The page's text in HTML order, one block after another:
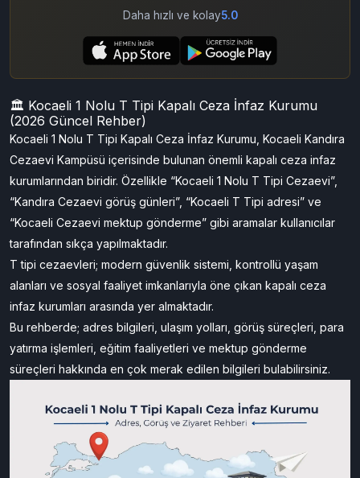
Daha hızlı ve kolay5.0
🏛️ Kocaeli 1 Nolu T Tipi Kapalı Ceza İnfaz Kurumu
(2026 Güncel Rehber)
Kocaeli 1 Nolu T Tipi Kapalı Ceza İnfaz Kurumu, Kocaeli Kandıra
Cezaevi Kampüsü içerisinde bulunan önemli kapalı ceza infaz
kurumlarından biridir. Özellikle “Kocaeli 1 Nolu T Tipi Cezaevi”,
“Kandıra Cezaevi görüş günleri”, “Kocaeli T Tipi adresi” ve
“Kocaeli Cezaevi mektup gönderme” gibi aramalar kullanıcılar
tarafından sıkça yapılmaktadır.
T tipi cezaevleri; modern güvenlik sistemi, kontrollü yaşam
alanları ve sosyal faaliyet imkanlarıyla öne çıkan kapalı ceza
infaz kurumları arasında yer almaktadır.
Bu rehberde; adres bilgileri, ulaşım yolları, görüş süreçleri, para
yatırma işlemleri, eğitim faaliyetleri ve mektup gönderme
süreçleri hakkında en çok merak edilen bilgileri bulabilirsiniz.